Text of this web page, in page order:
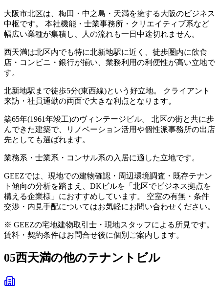
大阪市北区は、梅田・中之島・天満を擁する大阪のビジネス
中枢です。 本社機能・士業事務所・クリエイティブ系など
幅広い業種が集積し、人の流れも一日中途切れません。
西天満は北区内でも特に北新地駅に近く、徒歩圏内に飲食
店・コンビニ・銀行が揃い、業務利用の利便性が高い立地で
す。
北新地駅まで徒歩5分(東西線)という好立地。 クライアント
来訪・社員通勤の両面で大きな利点となります。
築65年(1961年竣工)のヴィンテージビル。 北区の街と共に歩
んできた建築で、リノベーション活用や個性派事務所の出店
先としても選ばれます。
業務系・士業系・コンサル系の入居に適した立地です。
GEEZでは、現地での建物確認・周辺環境調査・既存テナン
ト傾向の分析を踏まえ、DKビルを「北区でビジネス拠点を
構える企業様」におすすめしています。 空室の有無・条件
交渉・内見手配についてはお気軽にお問い合わせください。
※ GEEZの宅地建物取引士・現地スタッフによる所見です。
賃料・契約条件はお問合せ後に個別ご案内します。
05西天満の他のテナントビル